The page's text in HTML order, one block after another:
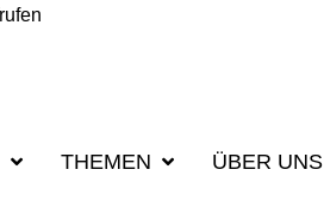
THEMEN ÜBER UNS